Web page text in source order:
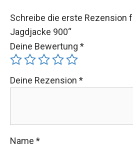
Schreibe die erste Rezension
Jagdjacke 900“
Deine Bewertung *
Deine Rezension *
Name *